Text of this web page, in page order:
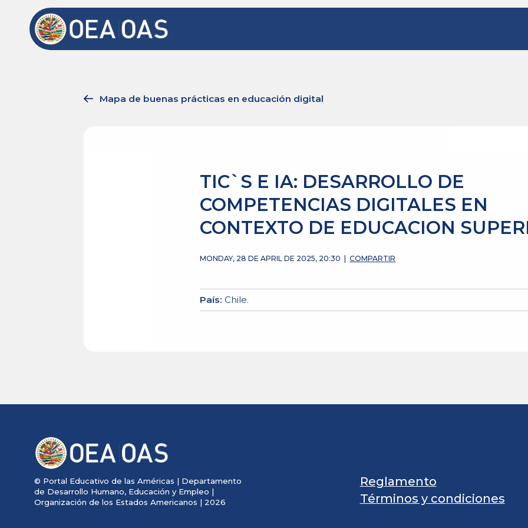
Mapa de buenas prácticas en educación digital
TIC`S E IA: DESARROLLO DE
COMPETENCIAS DIGITALES EN
CONTEXTO DE EDUCACION
MONDAY, 28 DE APRIL DE 2025, 20:30 |COMPARTIR
País: Chile.
© Portal Educativo de las Américas | Departamento
de Desarrollo Humano, Educación y Empleo |
Organización de los Estados Americanos | 2026
Reglamento
Términos y condiciones